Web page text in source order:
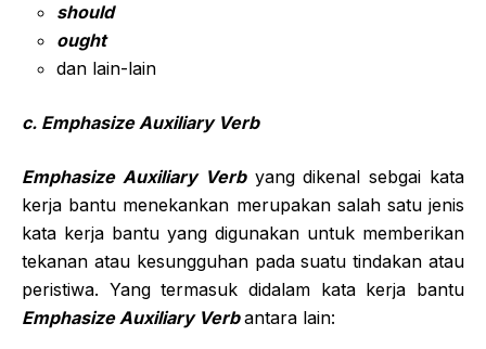
should
ought
dan lain-lain
c. Emphasize Auxiliary Verb
Emphasize Auxiliary Verbyang dikenal sebgai kata
kerja bantu menekankan merupakan salah satu jenis
kata kerja bantu yang digunakan untuk memberikan
tekanan atau kesungguhan pada suatu tindakan atau
peristiwa. Yang termasuk didalam kata kerja bantu
Emphasize Auxiliary Verbantara lain: